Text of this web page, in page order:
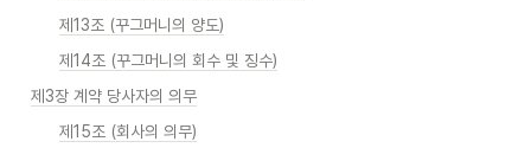
제13조 (꾸그머니의 양도)
제14조 (꾸그머니의 회수 및 징수)
제3장 계약 당사자의 의무
제15조 (회사의 의무)